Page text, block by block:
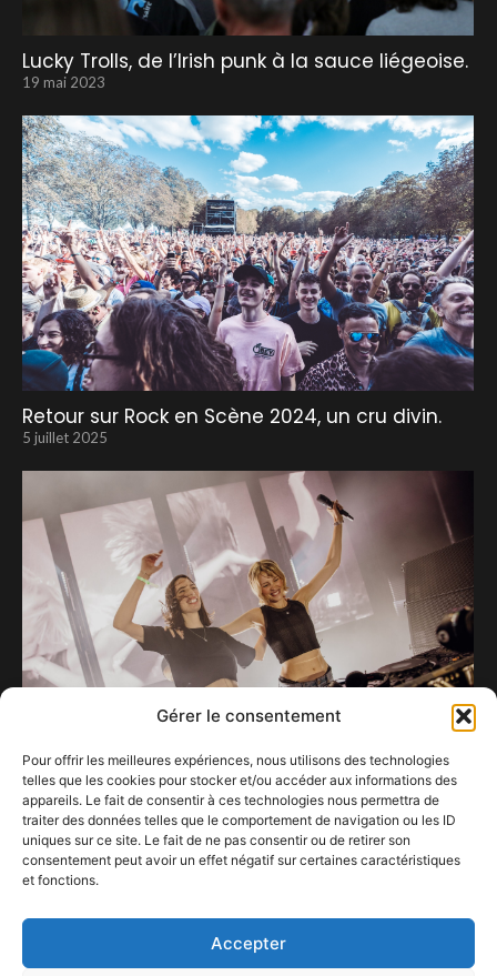
Gérer le consentement
Pour offrir les meilleures expériences, nous utilisons des technologies
telles que les cookies pour stocker et/ou accéder aux informations des
appareils. Le fait de consentir à ces technologies nous permettra de
traiter des données telles que le comportement de navigation ou les ID
uniques sur ce site. Le fait de ne pas consentir ou de retirer son
consentement peut avoir un effet négatif sur certaines caractéristiques
et fonctions.
Accepter
Lucky Trolls, de l’Irish punk à la sauce liégeoise.
19 mai 2023
Retour sur Rock en Scène 2024, un cru divin.
5 juillet 2025
Surprise à Dour: Angèle rejoint Amélie Lens sur
scène.
17 juillet 2026
10 septembre 2022